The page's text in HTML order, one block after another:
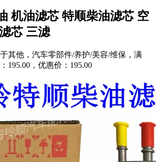
机油滤芯 特顺柴油滤芯 空
芯 三滤
其他，汽车零部件/养护/美容/维保，满
195.00，优惠价：195.00